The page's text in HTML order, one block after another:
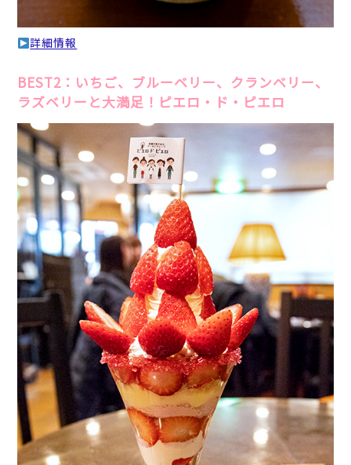
詳細情報
BEST2：いちご、ブルーベリー、クランベリー、
ラズベリーと大満足！ピエロ・ド・ピエロ